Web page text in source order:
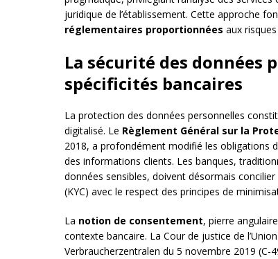
juridique de l’établissement. Cette approche
réglementaires proportionnées aux
La sécurité des données
spécificités bancaires
La protection des données personnelles
digitalisé. Le Règlement Général sur la
2018, a profondément modifié les obligations
des informations clients. Les banques,
données sensibles, doivent désormais
(KYC) avec le respect des principes de
La notion de consentement, pierre
contexte bancaire. La Cour de justice de
Verbraucherzentralen du 5 novembre 2019